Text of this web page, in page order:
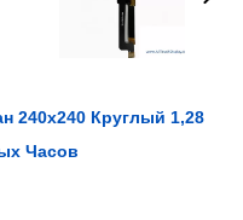
240x240 Круглый 1,28
Часов